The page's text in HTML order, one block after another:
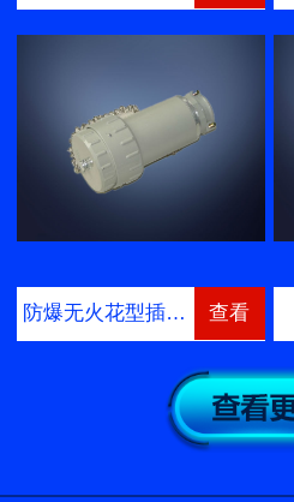
防爆无火花型插… 查看